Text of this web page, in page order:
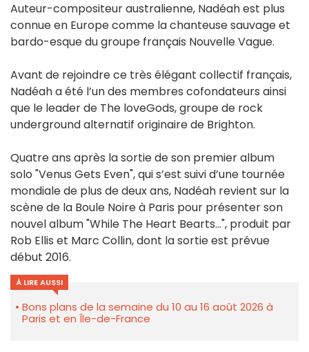
Auteur-compositeur australienne, Nadéah est plus
connue en Europe comme la chanteuse sauvage et
bardo-esque du groupe français Nouvelle Vague.
Avant de rejoindre ce très élégant collectif français,
Nadéah a été l’un des membres cofondateurs ainsi
que le leader de The loveGods, groupe de rock
underground alternatif originaire de Brighton.
Quatre ans après la sortie de son premier album
solo "Venus Gets Even", qui s’est suivi d’une tournée
mondiale de plus de deux ans, Nadéah revient sur la
scène de la Boule Noire à Paris pour présenter son
nouvel album "While The Heart Bearts…", produit par
Rob Ellis et Marc Collin, dont la sortie est prévue
début 2016.
À LIRE AUSSI
Bons plans de la semaine du 10 au 16 août 2026 à
Paris et en Île-de-France